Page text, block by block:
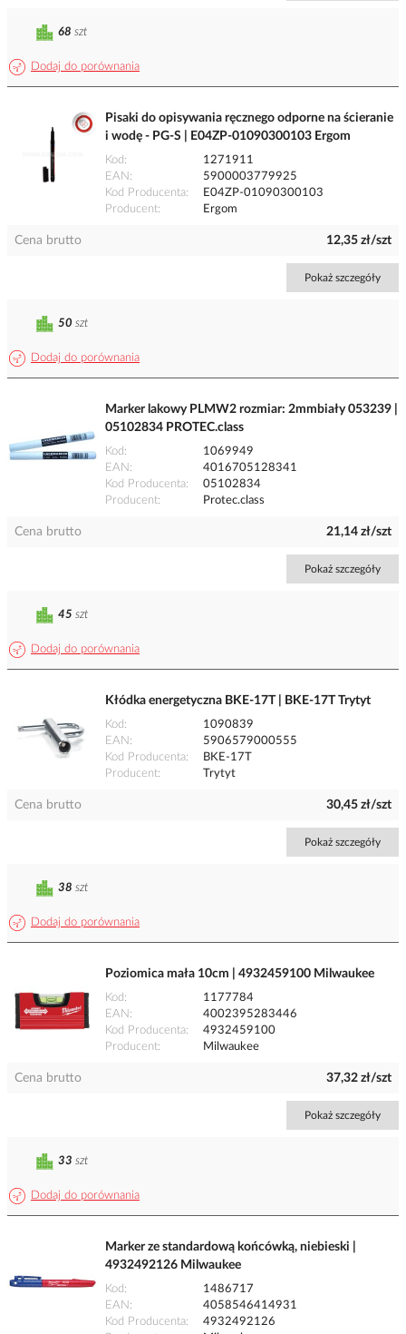
Dodaj do porównania
68 szt
Pisaki do opisywania ręcznego odporne na ścieranie
i wodę - PG-S | E04ZP-01090300103 Ergom
Kod
1271911
EAN
5900003779925
Kod Producenta
E04ZP-01090300103
Producent
Ergom
Cena brutto 12,35 zł/szt
Pokaż szczegóły
Dodaj do porównania
50 szt
Marker lakowy PLMW2 rozmiar: 2mmbiały 053239 |
05102834 PROTEC.class
Kod
1069949
EAN
4016705128341
Kod Producenta
05102834
Producent
Protec.class
Cena brutto 21,14 zł/szt
Pokaż szczegóły
Dodaj do porównania
45 szt
Kłódka energetyczna BKE-17T | BKE-17T Trytyt
Kod
1090839
EAN
5906579000555
Kod Producenta
BKE-17T
Producent
Trytyt
Cena brutto 30,45 zł/szt
Pokaż szczegóły
Dodaj do porównania
38 szt
Poziomica mała 10cm | 4932459100 Milwaukee
Kod
1177784
EAN
4002395283446
Kod Producenta
4932459100
Producent
Milwaukee
Cena brutto 37,32 zł/szt
Pokaż szczegóły
Dodaj do porównania
33 szt
Marker ze standardową końcówką, niebieski |
4932492126 Milwaukee
Kod
1486717
EAN
4058546414931
Kod Producenta
4932492126